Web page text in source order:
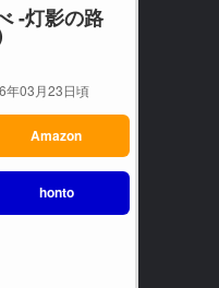
-灯影の路
年03月23日頃
Amazon
honto